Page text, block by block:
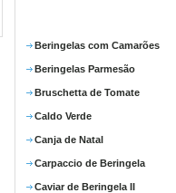
Beringelas com Camarões
Beringelas Parmesão
Bruschetta de Tomate
Caldo Verde
Canja de Natal
Carpaccio de Beringela
Caviar de Beringela II